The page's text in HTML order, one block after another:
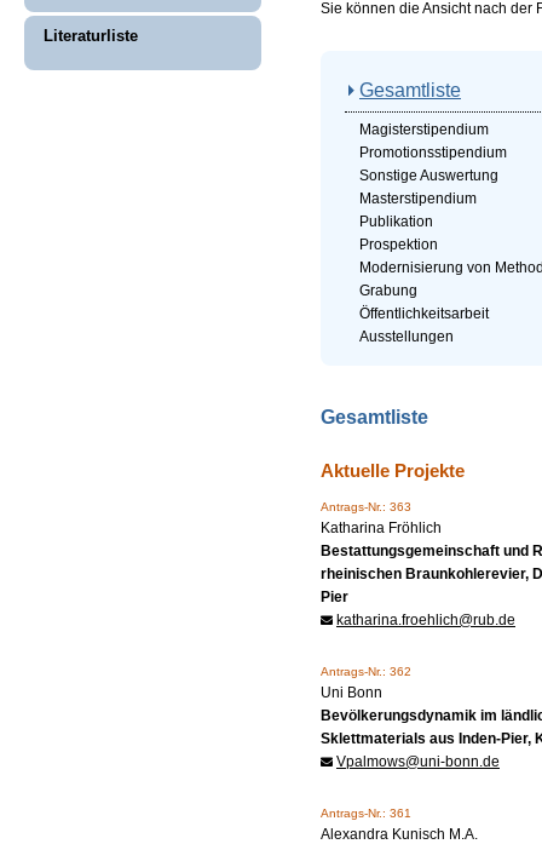
Literaturliste
Sie können die Ansicht nach der
Gesamtliste
Magisterstipendium
Promotionsstipendium
Sonstige Auswertung
Masterstipendium
Publikation
Prospektion
Modernisierung von
Grabung
Öffentlichkeitsarbeit
Ausstellungen
Gesamtliste
Aktuelle Projekte
Antrags-Nr.: 363
Katharina Fröhlich
Bestattungsgemeinschaft und
rheinischen Braunkohlerevier,
Pier
katharina.froehlich@rub.de
Antrags-Nr.: 362
Uni Bonn
Bevölkerungsdynamik im
Sklettmaterials aus Inden-Pier,
Vpalmows@uni-bonn.de
Antrags-Nr.: 361
Alexandra Kunisch M.A.